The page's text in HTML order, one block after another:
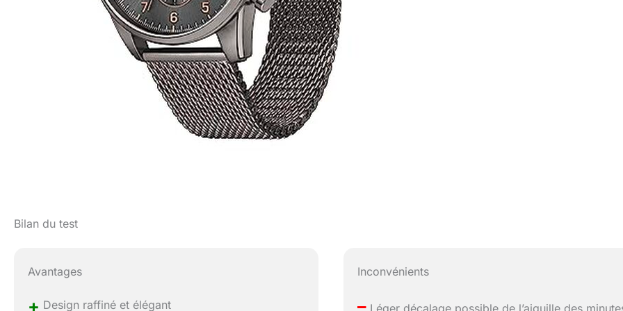
Bilan du test
Avantages
+ Design raffiné et élégant
Inconvénients
– Léger décalage possible de l’aiguille des